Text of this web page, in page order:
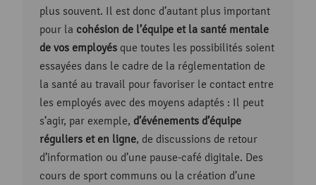
plus souvent. Il est donc d’autant plus important
pour la cohésion de l’équipe et la santé mentale
de vos employés que toutes les possibilités soient
essayées dans le cadre de la réglementation de
la santé au travail pour favoriser le contact entre
les employés avec des moyens adaptés : Il peut
s’agir, par exemple, d’événements d’équipe
réguliers et en ligne, de discussions de retour
d’information ou d’une pause-café digitale. Des
cours de sport communs ou la création d’une